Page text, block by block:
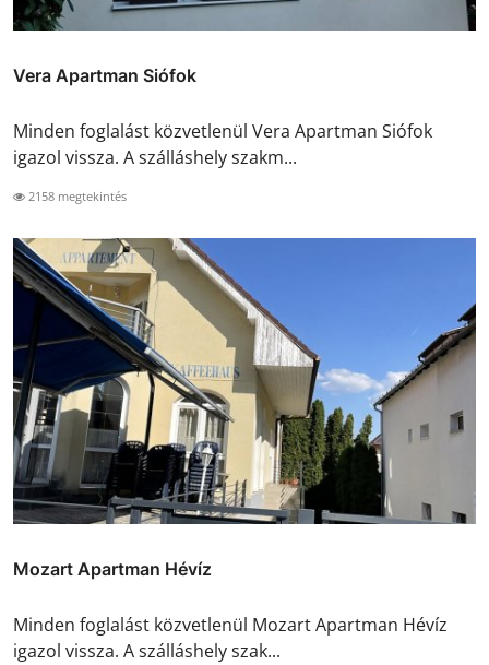
Vera Apartman Siófok
Minden foglalást közvetlenül Vera Apartman Siófok
igazol vissza. A szálláshely szakm...
2158 megtekintés
Mozart Apartman Hévíz
Minden foglalást közvetlenül Mozart Apartman Hévíz
igazol vissza. A szálláshely szak...